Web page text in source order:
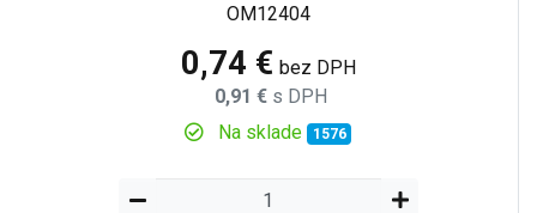
OM12404
0,74 € bez DPH
0,91 € s DPH
Na sklade
1576